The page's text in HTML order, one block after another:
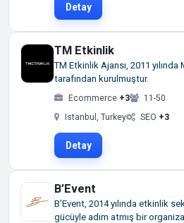
Detay
TM Etkinlik
TM Etkinlik Ajansı, 2011 yılında
tarafından kurulmuştur.
Ecommerce +3
11-50
Istanbul, Turkey
SEO +3
Detay
B’Event
B’Event, 2014 yılında etkinlik
gücüyle adım atmış bir